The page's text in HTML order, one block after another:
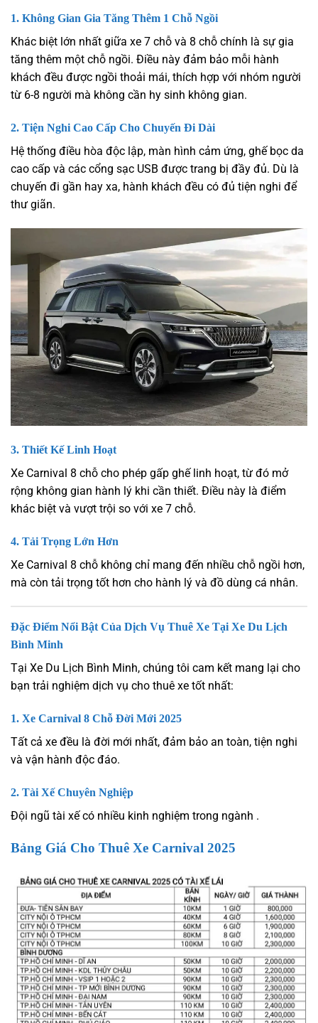
1. Không Gian Gia Tăng Thêm 1 Chỗ Ngồi
Khác biệt lớn nhất giữa xe 7 chỗ và 8 chỗ chính là sự gia
tăng thêm một chỗ ngồi. Điều này đảm bảo mỗi hành
khách đều được ngồi thoải mái, thích hợp với nhóm người
từ 6-8 người mà không cần hy sinh không gian.
2. Tiện Nghi Cao Cấp Cho Chuyến Đi Dài
Hệ thống điều hòa độc lập, màn hình cảm ứng, ghế bọc da
cao cấp và các cổng sạc USB được trang bị đầy đủ. Dù là
chuyến đi gần hay xa, hành khách đều có đủ tiện nghi để
thư giãn.
3. Thiết Kế Linh Hoạt
Xe Carnival 8 chỗ cho phép gấp ghế linh hoạt, từ đó mở
rộng không gian hành lý khi cần thiết. Điều này là điểm
khác biệt và vượt trội so với xe 7 chỗ.
4. Tải Trọng Lớn Hơn
Xe Carnival 8 chỗ không chỉ mang đến nhiều chỗ ngồi hơn,
mà còn tải trọng tốt hơn cho hành lý và đồ dùng cá nhân.
Đặc Điểm Nổi Bật Của Dịch Vụ Thuê Xe Tại Xe Du Lịch
Bình Minh
Tại Xe Du Lịch Bình Minh, chúng tôi cam kết mang lại cho
bạn trải nghiệm dịch vụ cho thuê xe tốt nhất:
1. Xe Carnival 8 Chỗ Đời Mới 2025
Tất cả xe đều là đời mới nhất, đảm bảo an toàn, tiện nghi
và vận hành độc đáo.
2. Tài Xế Chuyên Nghiệp
Đội ngũ tài xế có nhiều kinh nghiệm trong ngành .
Bảng Giá Cho Thuê Xe Carnival 2025